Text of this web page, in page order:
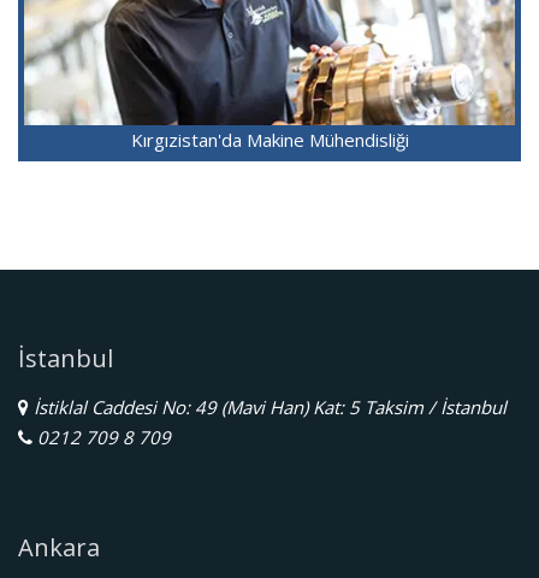
Kırgızistan'da Makine Mühendisliği
İstanbul
İstiklal Caddesi No: 49 (Mavi Han) Kat: 5 Taksim / İstanbul
0212 709 8 709
Ankara